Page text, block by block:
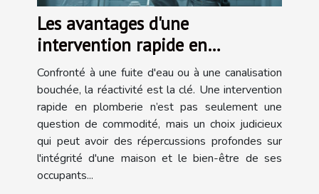
Les avantages d'une
intervention rapide en
plomberie
Confronté à une fuite d'eau ou à une canalisation
bouchée, la réactivité est la clé. Une intervention
rapide en plomberie n’est pas seulement une
question de commodité, mais un choix judicieux
qui peut avoir des répercussions profondes sur
l'intégrité d'une maison et le bien-être de ses
occupants...